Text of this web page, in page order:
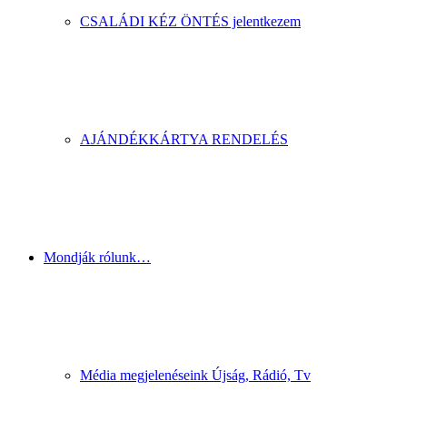
CSALÁDI KÉZ ÖNTÉS jelentkezem
AJÁNDÉKKÁRTYA RENDELÉS
Mondják rólunk…
Média megjelenéseink Újság, Rádió, Tv